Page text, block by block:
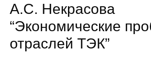
Научные подразделения
Администрация
А.С. Некрасова
“Экономические
отраслей ТЭК”